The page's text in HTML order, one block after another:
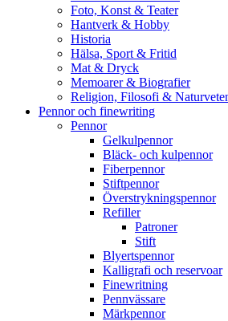
Foto, Konst & Teater
Hantverk & Hobby
Historia
Hälsa, Sport & Fritid
Mat & Dryck
Memoarer & Biografier
Religion, Filosofi &
Pennor och finewriting
Pennor
Gelkulpennor
Bläck- och kulpennor
Fiberpennor
Stiftpennor
Överstrykningspennor
Refiller
Patroner
Stift
Blyertspennor
Kalligrafi och reservoar
Finewritning
Pennvässare
Märkpennor